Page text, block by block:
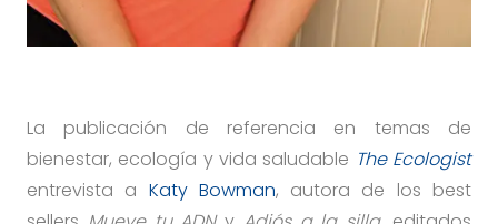
La publicación de referencia en temas de
bienestar, ecología y vida saludable The Ecologist
entrevista a Katy Bowman, autora de los best